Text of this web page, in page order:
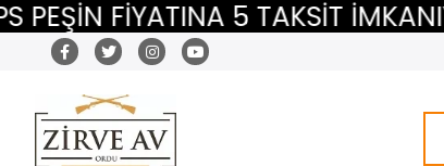
FİYATINA 5 TAKSİT İMKANIYLA